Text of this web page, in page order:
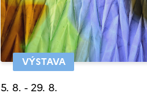
VÝSTAVA
5. 8. - 29. 8.